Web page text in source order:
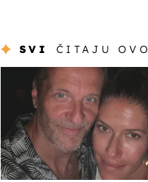
SVI ČITAJU OVO